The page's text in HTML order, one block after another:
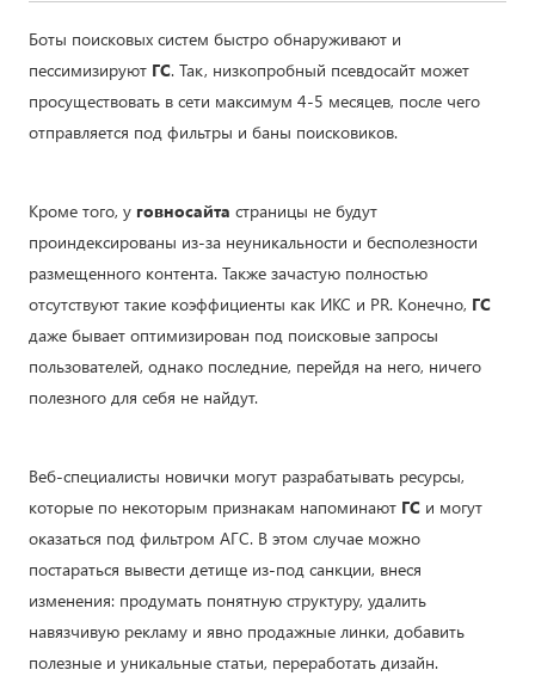
Боты поисковых систем быстро обнаруживают и
пессимизируют ГС. Так, низкопробный псевдосайт может
просуществовать в сети максимум 4-5 месяцев, после чего
отправляется под фильтры и баны поисковиков.
Кроме того, у говносайта страницы не будут
проиндексированы из-за неуникальности и бесполезности
размещенного контента. Также зачастую полностью
отсутствуют такие коэффициенты как ИКС и PR. Конечно, ГС
даже бывает оптимизирован под поисковые запросы
пользователей, однако последние, перейдя на него, ничего
полезного для себя не найдут.
Веб-специалисты новички могут разрабатывать ресурсы,
которые по некоторым признакам напоминают ГС и могут
оказаться под фильтром АГС. В этом случае можно
постараться вывести детище из-под санкции, внеся
изменения: продумать понятную структуру, удалить
навязчивую рекламу и явно продажные линки, добавить
полезные и уникальные статьи, переработать дизайн.